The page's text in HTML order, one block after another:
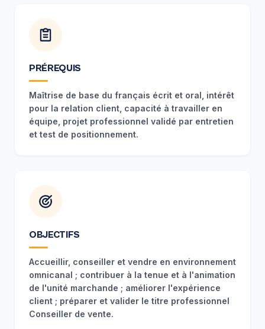
PRÉREQUIS
Maîtrise de base du français écrit et oral, intérêt
pour la relation client, capacité à travailler en
équipe, projet professionnel validé par entretien
et test de positionnement.
OBJECTIFS
Accueillir, conseiller et vendre en environnement
omnicanal ; contribuer à la tenue et à l'animation
de l'unité marchande ; améliorer l'expérience
client ; préparer et valider le titre professionnel
Conseiller de vente.